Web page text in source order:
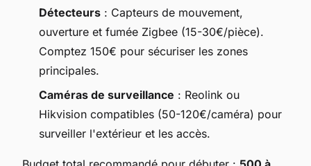
Détecteurs : Capteurs de mouvement,
ouverture et fumée Zigbee (15-30€/pièce).
Comptez 150€ pour sécuriser les zones
principales.
Caméras de surveillance : Reolink ou
Hikvision compatibles (50-120€/caméra) pour
surveiller l'extérieur et les accès.